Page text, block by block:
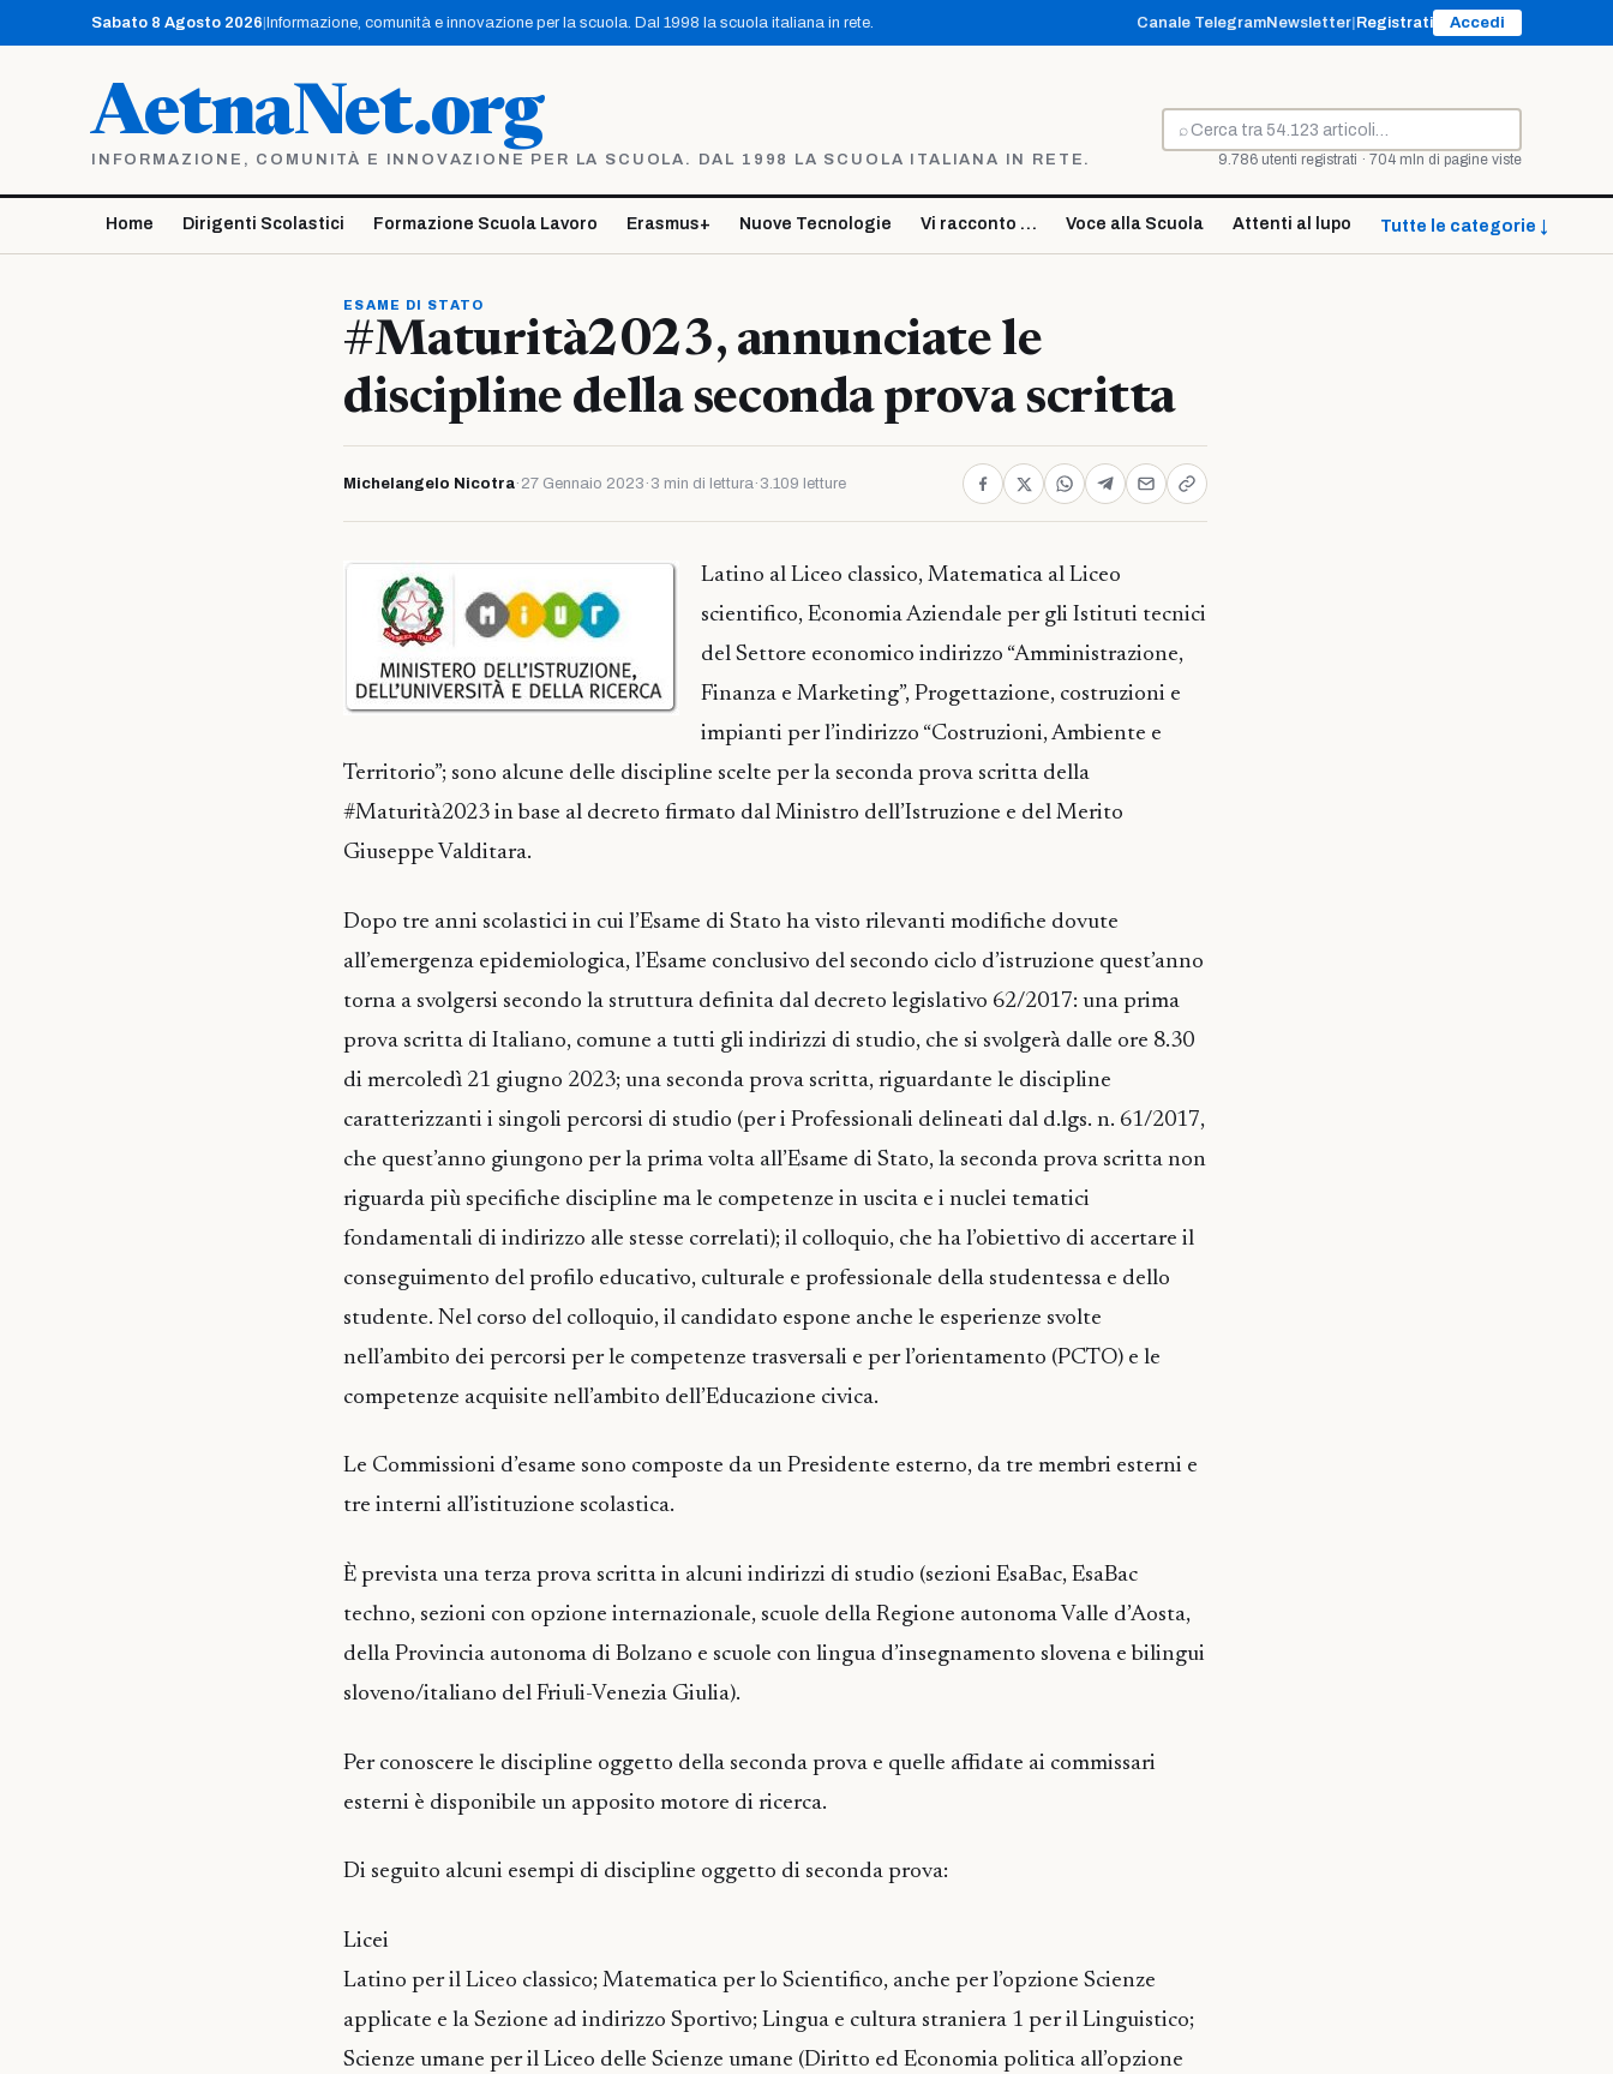
contenuto
Sabato 8 Agosto 2026 Informazione, comunità e innovazione per la scuola. Dal 1998 la scuola italiana in rete. Canale TelegramNewsletter Registrati Accedi
AetnaNet.org
INFORMAZIONE, COMUNITÀ E INNOVAZIONE PER LA SCUOLA. DAL 1998 LA SCUOLA ITALIANA IN RETE.
⌕
Cerca
9.786 utenti registrati · 704 mln di pagine viste
Home Dirigenti Scolastici Formazione Scuola Lavoro Erasmus+ Nuove Tecnologie Vi racconto … Voce alla Scuola Attenti al lupo Tutte le categorie ↓
ESAME DI STATO
#Maturità2023, annunciate le
discipline della seconda prova scritta
Michelangelo Nicotra· 27 Gennaio 2023 · 3 min di lettura· 3.109 letture
Latino al Liceo classico, Matematica al Liceo
scientifico, Economia Aziendale per gli Istituti tecnici
del Settore economico indirizzo “Amministrazione,
Finanza e Marketing”, Progettazione, costruzioni e
impianti per l’indirizzo “Costruzioni, Ambiente e
Territorio”; sono alcune delle discipline scelte per la seconda prova scritta della
#Maturità2023 in base al decreto firmato dal Ministro dell’Istruzione e del Merito
Giuseppe Valditara.
Dopo tre anni scolastici in cui l’Esame di Stato ha visto rilevanti modifiche dovute
all’emergenza epidemiologica, l’Esame conclusivo del secondo ciclo d’istruzione quest’anno
torna a svolgersi secondo la struttura definita dal decreto legislativo 62/2017: una prima
prova scritta di Italiano, comune a tutti gli indirizzi di studio, che si svolgerà dalle ore 8.30
di mercoledì 21 giugno 2023; una seconda prova scritta, riguardante le discipline
caratterizzanti i singoli percorsi di studio (per i Professionali delineati dal d.lgs. n. 61/2017,
che quest’anno giungono per la prima volta all’Esame di Stato, la seconda prova scritta non
riguarda più specifiche discipline ma le competenze in uscita e i nuclei tematici
fondamentali di indirizzo alle stesse correlati); il colloquio, che ha l’obiettivo di accertare il
conseguimento del profilo educativo, culturale e professionale della studentessa e dello
studente. Nel corso del colloquio, il candidato espone anche le esperienze svolte
nell’ambito dei percorsi per le competenze trasversali e per l’orientamento (PCTO) e le
competenze acquisite nell’ambito dell’Educazione civica.
Le Commissioni d’esame sono composte da un Presidente esterno, da tre membri esterni e
tre interni all’istituzione scolastica.
È prevista una terza prova scritta in alcuni indirizzi di studio (sezioni EsaBac, EsaBac
techno, sezioni con opzione internazionale, scuole della Regione autonoma Valle d’Aosta,
della Provincia autonoma di Bolzano e scuole con lingua d’insegnamento slovena e bilingui
sloveno/italiano del Friuli-Venezia Giulia).
Per conoscere le discipline oggetto della seconda prova e quelle affidate ai commissari
esterni è disponibile un apposito motore di ricerca.
Di seguito alcuni esempi di discipline oggetto di seconda prova:
Licei
Latino per il Liceo classico; Matematica per lo Scientifico, anche per l’opzione Scienze
applicate e la Sezione ad indirizzo Sportivo; Lingua e cultura straniera 1 per il Linguistico;
Scienze umane per il Liceo delle Scienze umane (Diritto ed Economia politica all’opzione